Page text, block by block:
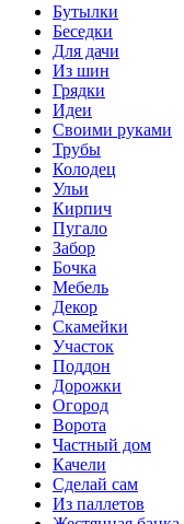
Бутылки
Беседки
Для дачи
Из шин
Грядки
Идеи
Своими руками
Трубы
Колодец
Ульи
Кирпич
Пугало
Забор
Бочка
Мебель
Декор
Скамейки
Участок
Поддон
Дорожки
Огород
Ворота
Частный дом
Качели
Сделай сам
Из паллетов